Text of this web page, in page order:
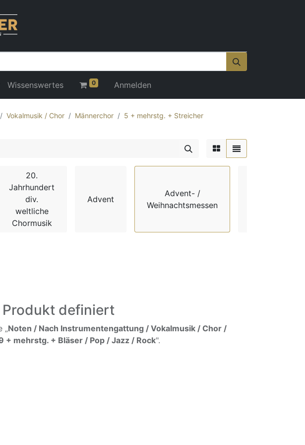
Wissenswertes 0 Anmelden
Vokalmusik / Chor Männerchor
5 + mehrstg. + Streicher
20.
Jahrhundert
div.
weltliche
Chormusik
Advent
Advent- /
Weihnachtsmessen
Produkt definiert
„Noten / Nach Instrumentengattung / Vokalmusik / Chor /
+ mehrstg. + Bläser / Pop / Jazz / Rock".